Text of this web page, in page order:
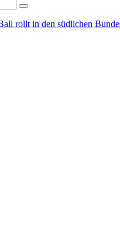
rollt in den südlichen